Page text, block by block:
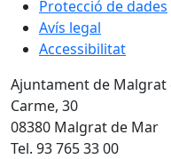
Protecció de dades
Avís legal
Accessibilitat
Ajuntament de Malgrat
Carme, 30
08380 Malgrat de Mar
Tel. 93 765 33 00